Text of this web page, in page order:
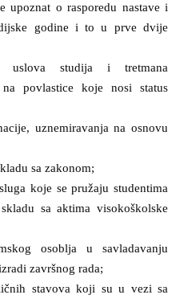
upoznat o rasporedu nastave i
godine i to u prve dvije
uslova studija i tretmana
povlastice koje nosi status
uznemiravanja na osnovu
sa zakonom;
koje se pružaju studentima
sa aktima visokoškolske
osoblja u savladavanju
završnog rada;
stavova koji su u vezi sa